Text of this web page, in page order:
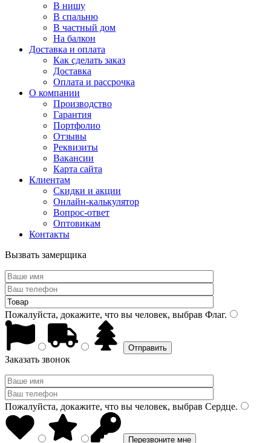
В нишу
В спальню
В частный дом
На балкон
Доставка и оплата
Как сделать заказ
Доставка
Оплата и рассрочка
О компании
Производство
Гарантия
Портфолио
Отзывы
Реквизиты
Вакансии
Карта сайта
Клиентам
Скидки и акции
Онлайн-калькулятор
Вопрос-ответ
Оптовикам
Контакты
Вызвать замерщика
Пожалуйста, докажите, что вы человек, выбрав Флаг.
Заказать звонок
Пожалуйста, докажите, что вы человек, выбрав Сердце.